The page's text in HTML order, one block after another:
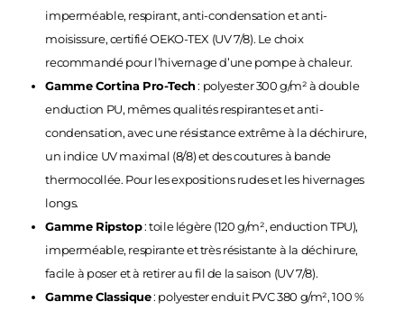
imperméable, respirant, anti-condensation et anti-
moisissure, certifié OEKO-TEX (UV 7/8). Le choix
recommandé pour l’hivernage d’une pompe à chaleur.
Gamme Cortina Pro-Tech: polyester 300 g/m² à double
enduction PU, mêmes qualités respirantes et anti-
condensation, avec une résistance extrême à la déchirure,
un indice UV maximal (8/8) et des coutures à bande
thermocollée. Pour les expositions rudes et les hivernages
longs.
Gamme Ripstop: toile légère (120 g/m², enduction TPU),
imperméable, respirante et très résistante à la déchirure,
facile à poser et à retirer au fil de la saison (UV 7/8).
Gamme Classique: polyester enduit PVC 380 g/m², 100 %